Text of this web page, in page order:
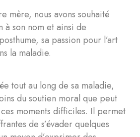
mère, nous avons souhaité
à son nom et ainsi de
sa passion pour l’art
la maladie.
tout au long de sa maladie,
du soutien moral que peut
moments difficiles. Il permet
de s’évader quelques